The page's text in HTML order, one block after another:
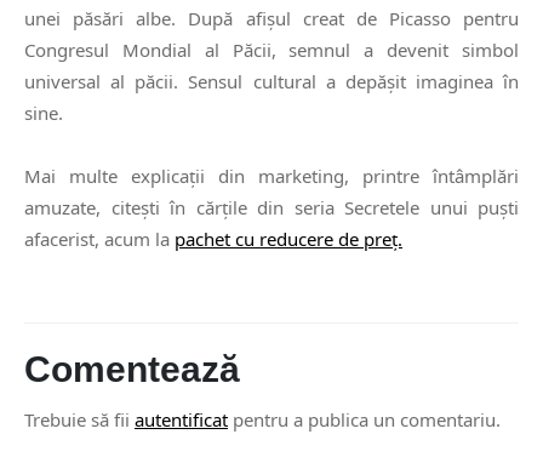
unei păsări albe. După afișul creat de Picasso pentru
Congresul Mondial al Păcii, semnul a devenit simbol
universal al păcii. Sensul cultural a depășit imaginea în
sine.
Mai multe explicații din marketing, printre întâmplări
amuzate, citești în cărțile din seria Secretele unui puști
afacerist, acum la pachet cu reducere de preț.
Comentează
Trebuie să fii autentificat pentru a publica un comentariu.